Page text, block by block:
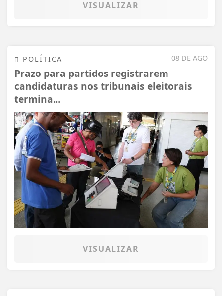
VISUALIZAR
08 DE AGO
POLÍTICA
Prazo para partidos registrarem
candidaturas nos tribunais eleitorais
termina...
VISUALIZAR